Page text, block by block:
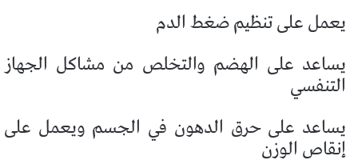
يعمل على تنظيم ضغط الدم
يساعد على الهضم والتخلص من مشاكل الجهاز
التنفسي
يساعد على حرق الدهون في الجسم ويعمل على
إنقاص الوزن